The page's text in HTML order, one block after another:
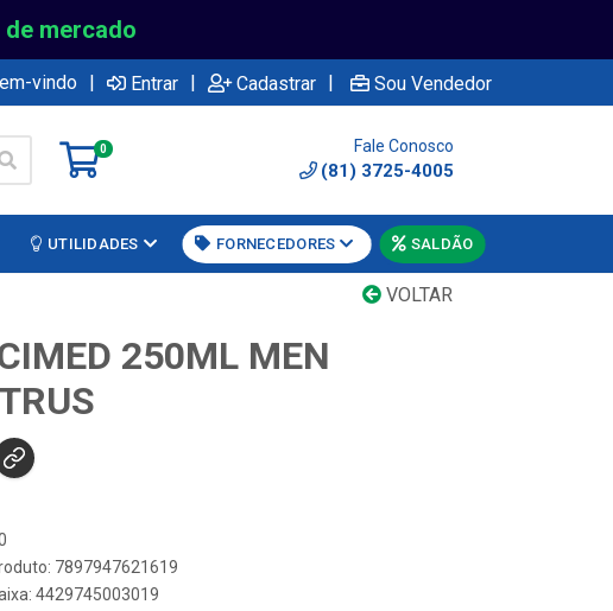
mercado
vindo | Entrar | Cadastrar | Sou Vendedor
0 Fale Conosco
(81) 3725-4005
UTILIDADES FORNECEDORES SALDÃO
VOLTAR
250ML MEN
7897947621619
4429745003019